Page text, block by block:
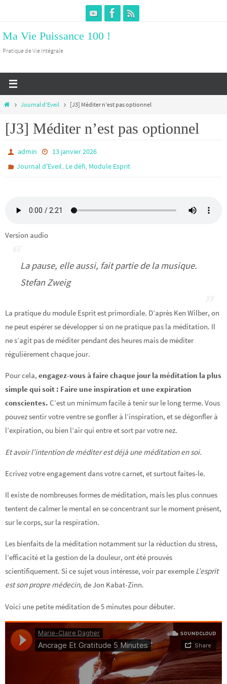
le
contenu
Ma Vie Puissance 100 !
Pratique de Vie Intégrale
HomeJournal d'Eveil [J3] Méditer n’est pas optionnel
[J3] Méditer n’est pas optionnel
admin
13 janvier 2026
Journal d'Eveil, Le défi, Module Esprit
Version audio
La pause, elle aussi, fait partie de la musique.
Stefan Zweig
La pratique du module Esprit est primordiale. D’après Ken Wilber, on
ne peut espérer se développer si on ne pratique pas la méditation. Il
ne s’agit pas de méditer pendant des heures mais de méditer
régulièrement chaque jour.
Pour cela, engagez-vous à faire chaque jour la méditation la plus
simple qui soit : Faire une inspiration et une expiration
conscientes. C’est un minimum facile à tenir sur le long terme. Vous
pouvez sentir votre ventre se gonfler à l’inspiration, et se dégonfler à
l’expiration, ou bien l’air qui entre et sort par votre nez.
Et avoir l’intention de méditer est déjà une méditation en soi.
Ecrivez votre engagement dans votre carnet, et surtout faites-le.
Il existe de nombreuses formes de méditation, mais les plus connues
tentent de calmer le mental en se concentrant sur le moment présent,
sur le corps, sur la respiration.
Les bienfaits de la méditation notamment sur la réduction du stress,
l’efficacité et la gestion de la douleur, ont été prouvés
scientifiquement. Si ce sujet vous intéresse, voir par exemple L’esprit
est son propre médecin, de Jon Kabat-Zinn.
Voici une petite méditation de 5 minutes pour débuter.